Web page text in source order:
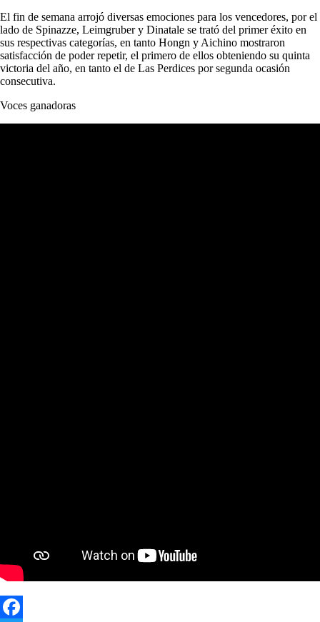
El fin de semana arrojó diversas emociones para los vencedores, por el
lado de Spinazze, Leimgruber y Dinatale se trató del primer éxito en
sus respectivas categorías, en tanto Hongn y Aichino mostraron
satisfacción de poder repetir, el primero de ellos obteniendo su quinta
victoria del año, en tanto el de Las Perdices por segunda ocasión
consecutiva.
Voces ganadoras